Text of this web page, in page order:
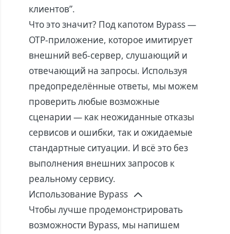
клиентов”.
Что это значит? Под капотом Bypass —
OTP-приложение, которое имитирует
внешний веб-сервер, слушающий и
отвечающий на запросы. Используя
предопределённые ответы, мы можем
проверить любые возможные
сценарии — как неожиданные отказы
сервисов и ошибки, так и ожидаемые
стандартные ситуации. И всё это без
выполнения внешних запросов к
реальному сервису.
Использование Bypass
Чтобы лучше продемонстрировать
возможности Bypass, мы напишем